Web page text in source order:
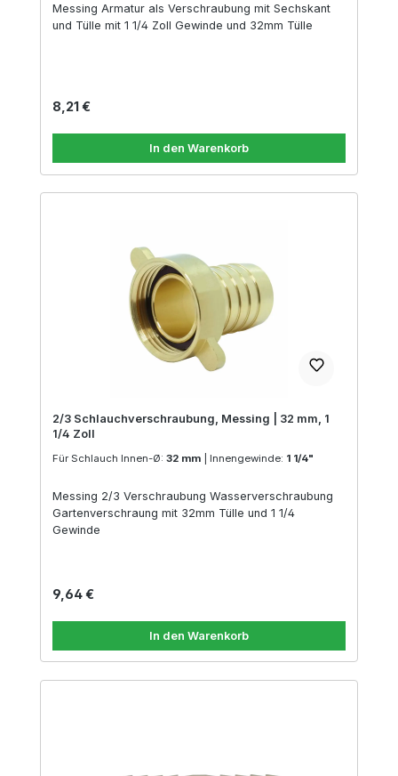
Messing Armatur als Verschraubung mit Sechskant
und Tülle mit 1 1/4 Zoll Gewinde und 32mm Tülle
Regulärer Preis:
8,21 €
In den Warenkorb
2/3 Schlauchverschraubung, Messing | 32 mm, 1
1/4 Zoll
Für Schlauch Innen-Ø: 32 mm Innengewinde: 1 1/4"
Messing 2/3 Verschraubung Wasserverschraubung
Gartenverschraung mit 32mm Tülle und 1 1/4
Gewinde
Regulärer Preis:
9,64 €
In den Warenkorb